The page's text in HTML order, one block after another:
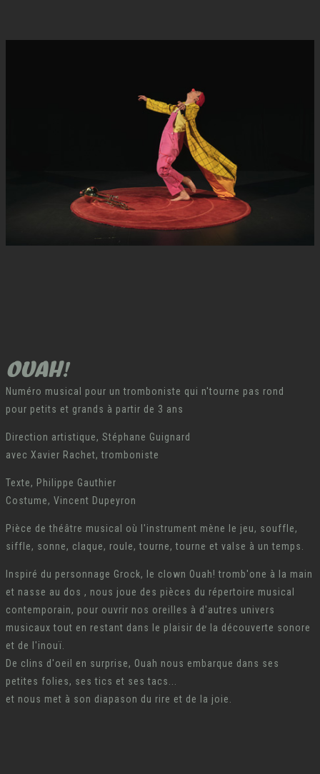
OUAH!
Numéro musical pour un tromboniste qui n'tourne pas rond
pour petits et grands à partir de 3 ans
Direction artistique, Stéphane Guignard
avec Xavier Rachet, tromboniste
Texte, Philippe Gauthier
Costume, Vincent Dupeyron
Pièce de théâtre musical où l'instrument mène le jeu, souffle,
siffle, sonne, claque, roule, tourne, tourne et valse à un temps.
Inspiré du personnage Grock, le clown Ouah! tromb'one à la main
et nasse au dos , nous joue des pièces du répertoire musical
contemporain, pour ouvrir nos oreilles à d'autres univers
musicaux tout en restant dans le plaisir de la découverte sonore
et de l'inouï.
De clins d'oeil en surprise, Ouah nous embarque dans ses
petites folies, ses tics et ses tacs...
et nous met à son diapason du rire et de la joie.